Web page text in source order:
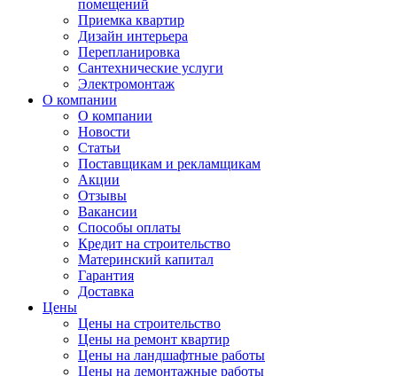
помещений
Приемка квартир
Дизайн интерьера
Перепланировка
Сантехнические услуги
Электромонтаж
О компании
О компании
Новости
Статьи
Поставщикам и рекламщикам
Акции
Отзывы
Вакансии
Способы оплаты
Кредит на строительство
Материнский капитал
Гарантия
Доставка
Цены
Цены на строительство
Цены на ремонт квартир
Цены на ландшафтные работы
Цены на демонтажные работы